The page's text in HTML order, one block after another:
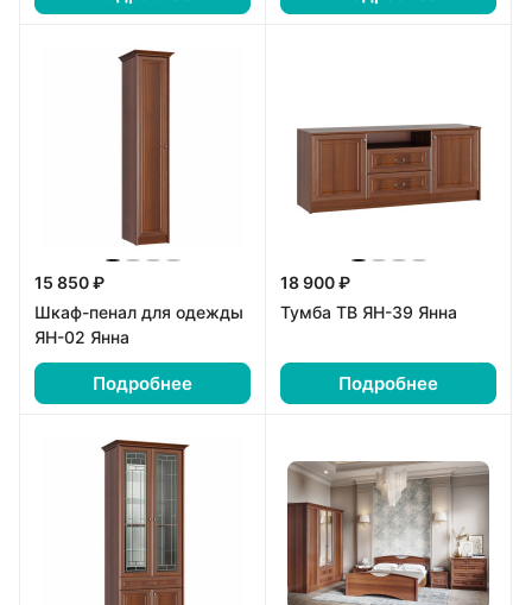
15 850 ₽
Шкаф-пенал для одежды
ЯН-02 Янна
Подробнее
18 900 ₽
Тумба ТВ ЯН-39 Янна
Подробнее